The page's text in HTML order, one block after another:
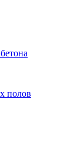
полов